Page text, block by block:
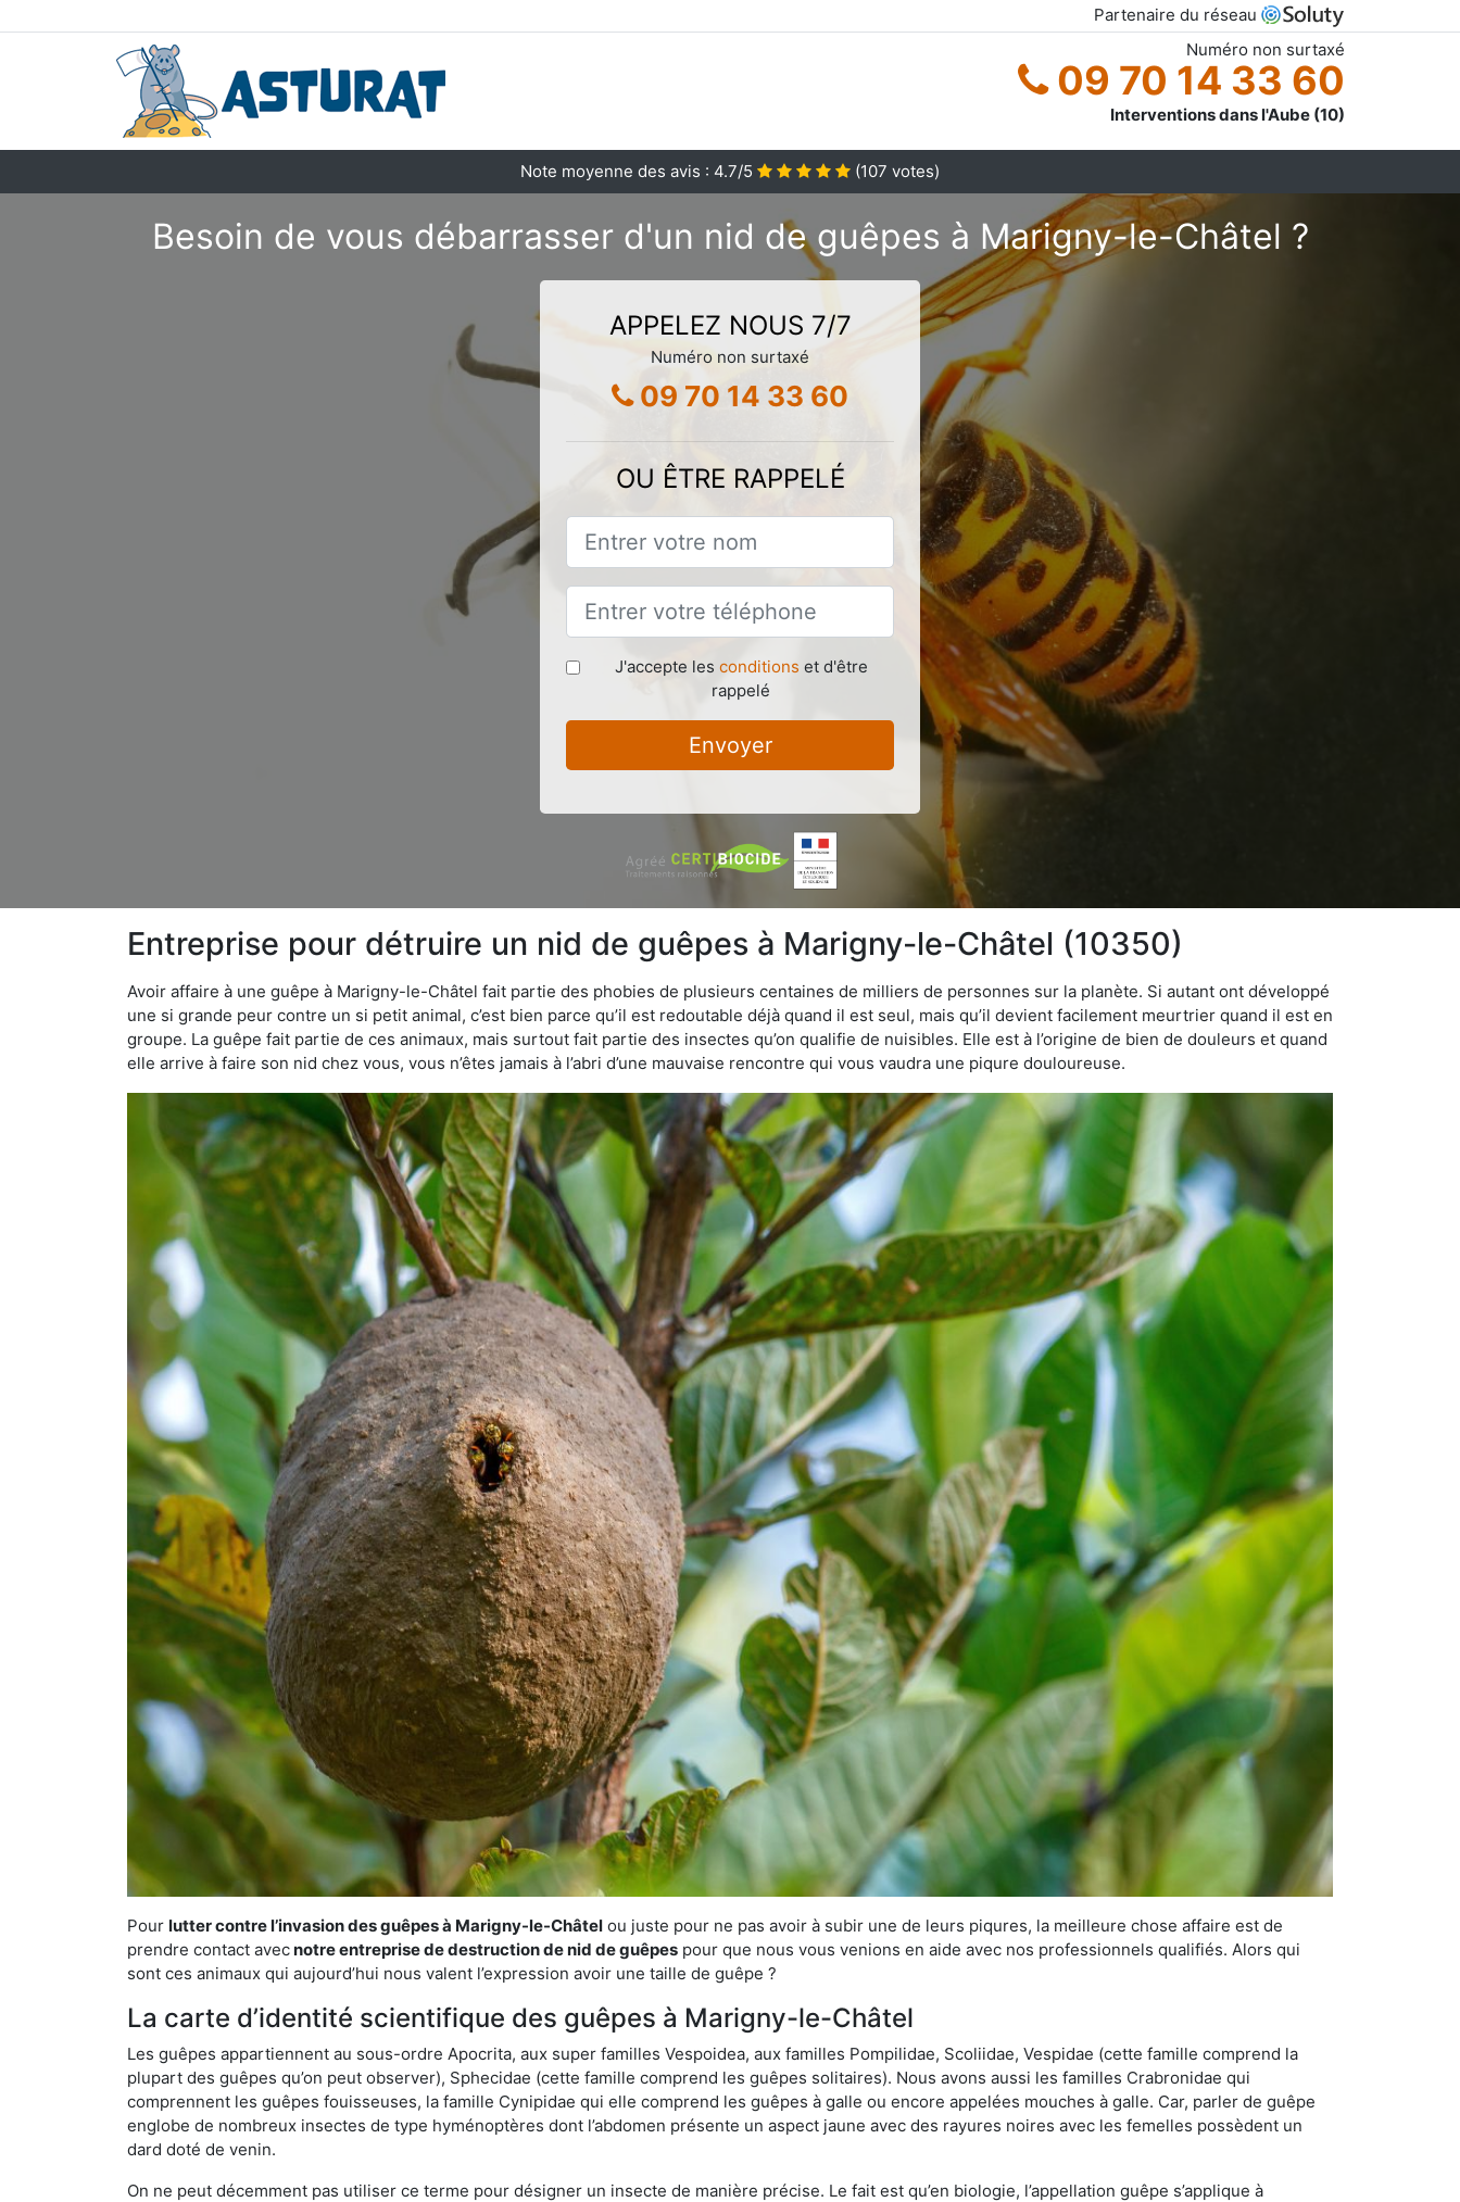
Partenaire du réseau
Numéro non surtaxé
09 70 14 33 60
Interventions dans l'Aube (10)
Note moyenne des avis : 4.7/5 (107 votes)
Besoin de vous débarrasser d'un nid de guêpes à Marigny-le-Châtel ?
APPELEZ NOUS 7/7
Numéro non surtaxé
09 70 14 33 60
OU ÊTRE RAPPELÉ
J'accepte les conditions et d'être
rappelé
Envoyer
Entreprise pour détruire un nid de guêpes à Marigny-le-Châtel (10350)
Avoir affaire à une guêpe à Marigny-le-Châtel fait partie des phobies de plusieurs centaines de milliers de personnes sur la planète. Si autant ont développé
une si grande peur contre un si petit animal, c’est bien parce qu’il est redoutable déjà quand il est seul, mais qu’il devient facilement meurtrier quand il est en
groupe. La guêpe fait partie de ces animaux, mais surtout fait partie des insectes qu’on qualifie de nuisibles. Elle est à l’origine de bien de douleurs et quand
elle arrive à faire son nid chez vous, vous n’êtes jamais à l’abri d’une mauvaise rencontre qui vous vaudra une piqure douloureuse.
Pour lutter contre l’invasion des guêpes à Marigny-le-Châtel ou juste pour ne pas avoir à subir une de leurs piqures, la meilleure chose affaire est de
prendre contact avecnotre entreprise de destruction de nid de guêpes pour que nous vous venions en aide avec nos professionnels qualifiés. Alors qui
sont ces animaux qui aujourd’hui nous valent l’expression avoir une taille de guêpe ?
La carte d’identité scientifique des guêpes à Marigny-le-Châtel
Les guêpes appartiennent au sous-ordre Apocrita, aux super familles Vespoidea, aux familles Pompilidae, Scoliidae, Vespidae (cette famille comprend la
plupart des guêpes qu’on peut observer), Sphecidae (cette famille comprend les guêpes solitaires). Nous avons aussi les familles Crabronidae qui
comprennent les guêpes fouisseuses, la famille Cynipidae qui elle comprend les guêpes à galle ou encore appelées mouches à galle. Car, parler de guêpe
englobe de nombreux insectes de type hyménoptères dont l’abdomen présente un aspect jaune avec des rayures noires avec les femelles possèdent un
dard doté de venin.
On ne peut décemment pas utiliser ce terme pour désigner un insecte de manière précise. Le fait est qu’en biologie, l’appellation guêpe s’applique à